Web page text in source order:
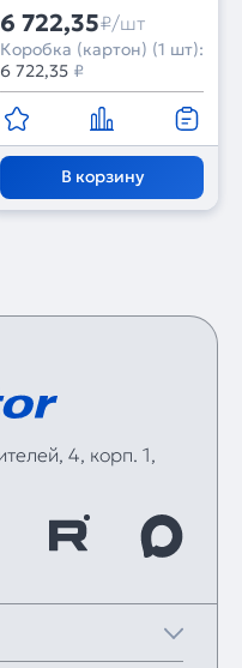
6 722,35₽/шт
Коробка (картон) (1 шт):
6 722,35 ₽
В корзину
4, корп. 1,